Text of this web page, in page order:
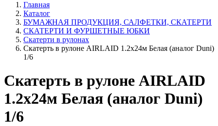
Главная
Каталог
БУМАЖНАЯ ПРОДУКЦИЯ, САЛФЕТКИ, СКАТЕРТИ
СКАТЕРТИ И ФУРШЕТНЫЕ ЮБКИ
Скатерти в рулонах
Скатерть в рулоне AIRLAID 1.2x24м Белая (аналог Duni)
1/6
Скатерть в рулоне AIRLAID
1.2x24м Белая (аналог Duni)
1/6